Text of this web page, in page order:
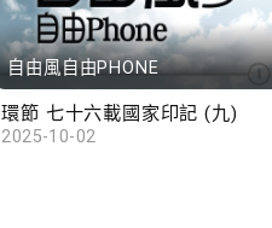
自由風自由PHONE
環節 七十六載國家印記 (九)
2025-10-02